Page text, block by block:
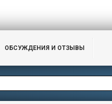
ОБСУЖДЕНИЯ И ОТЗЫВЫ